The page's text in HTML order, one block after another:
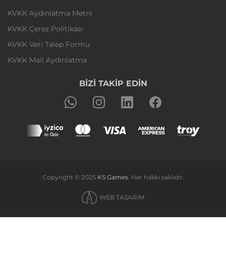
KVKK Aydınlatma Metni
KVKK Çerez Politikası
KVKK Veri Talep Formu
KVKK Mail Aydınlatma
BİZİ TAKİP EDİN
Copyright © 2025 KS Games. Her hakkı saklıdır.
WEB TASARIM